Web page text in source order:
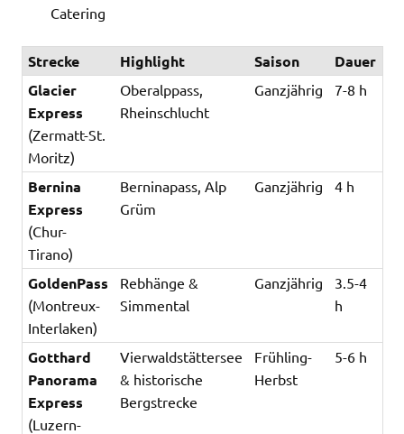
Catering
Strecke Highlight Saison
Dauer
Glacier
Express
(Zermatt-St.
Moritz)
Oberalppass,
Rheinschlucht
Ganzjährig 7-8 h
Bernina
Express
(Chur-
Tirano)
Berninapass, Alp
Grüm
Ganzjährig 4 h
GoldenPass
(Montreux-
Interlaken)
Rebhänge &
Simmental
Ganzjährig
3.5-4
h
Gotthard
Panorama
Express
(Luzern-
Vierwaldstättersee
& historische
Bergstrecke
Frühling-
Herbst
5-6 h